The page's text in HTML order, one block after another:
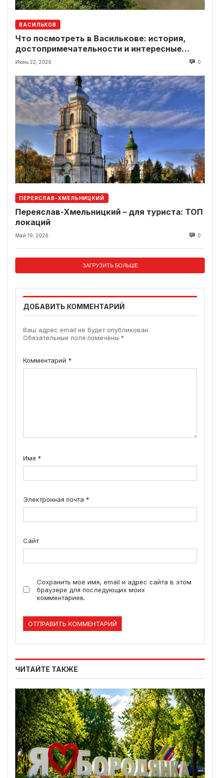
ВАСИЛЬКОВ
Что посмотреть в Василькове: история,
достопримечательности и интересные
локации рядом
Июнь 22, 2026 0
ПЕРЕЯСЛАВ-ХМЕЛЬНИЦКИЙ
Переяслав-Хмельницкий – для туриста: ТОП
локаций
Май 19, 2026 0
ЗАГРУЗИТЬ БОЛЬШЕ
ДОБАВИТЬ КОММЕНТАРИЙ
Ваш адрес email не будет опубликован.
Обязательные поля помечены *
Комментарий *
Имя *
Электронная почта *
Сайт
Сохранить моё имя, email и адрес сайта в этом
браузере для последующих моих
комментариев.
ЧИТАЙТЕ ТАКЖЕ